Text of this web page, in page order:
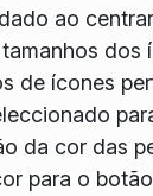
ao
dos
de ícones
da cor das
para o